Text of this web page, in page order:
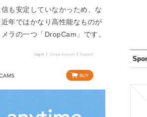
も安定していなかっため、な
年ではかなり高性能なものが
ラの一つ「DropCam」です。